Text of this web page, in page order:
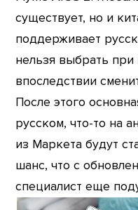
существует, но и
поддерживает
нельзя выбрать
впоследствии
После этого
русском, что-то на
из Маркета будут
шанс, что с
специалист еще